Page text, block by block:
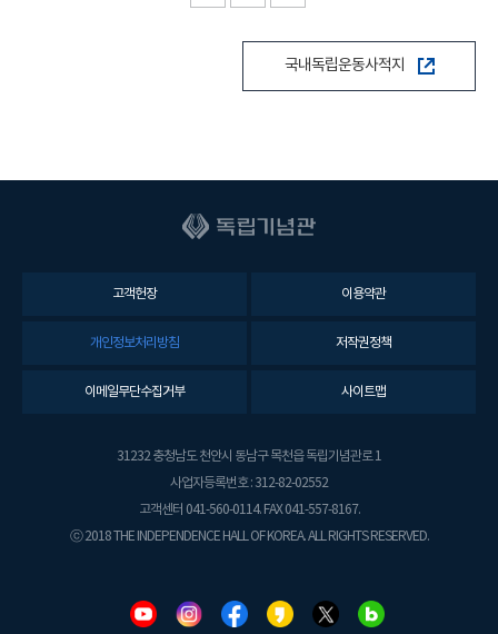
국내독립운동사적지
고객헌장 이용약관
개인정보처리방침 저작권정책
이메일무단수집거부 사이트맵
31232 충청남도 천안시 동남구 목천읍 독립기념관로 1
사업자등록번호 : 312-82-02552
고객센터 041-560-0114. FAX 041-557-8167.
ⓒ 2018 THE INDEPENDENCE HALL OF KOREA. ALL RIGHTS RESERVED.